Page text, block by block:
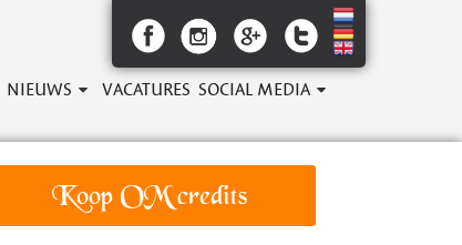
NIEUWS VACATURES SOCIAL MEDIA
Koop OM credits